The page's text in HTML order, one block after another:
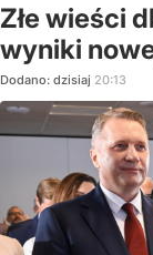
Złe wieści
wyniki
Dodano: dzisiaj 20:13